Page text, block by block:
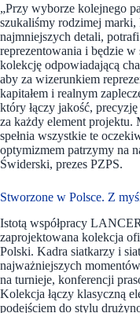
„Przy wyborze kolejnego
szukaliśmy rodzimej marki,
najmniejszych detali,
reprezentowania i będzie
kolekcję odpowiadającą
aby za wizerunkiem
kapitałem i realnym
który łączy jakość,
za każdy element
spełnia wszystkie te
optymizmem patrzymy na
Świderski, prezes PZPS.
Stworzone w Polsce. Z
Istotą współpracy
zaprojektowana kolekcja
Polski. Kadra siatkarzy i
najważniejszych
na turnieje, konferencji
Kolekcja łączy klasyczną
podejściem do stylu